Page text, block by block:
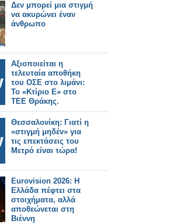
Δεν μπορεί μια στιγμή
να ακυρώνει έναν
άνθρωπο
Αξιοποιείται η
τελευταία αποθήκη
του ΟΣΕ στο λιμάνι:
Το «Κτίριο Ε» στο
ΤΕΕ Θράκης.
Θεσσαλονίκη: Γιατί η
«στιγμή μηδέν» για
τις επεκτάσεις του
Μετρό είναι τώρα!
Eurovision 2026: Η
Ελλάδα πέφτει στα
στοιχήματα, αλλά
αποθεώνεται στη
Βιέννη